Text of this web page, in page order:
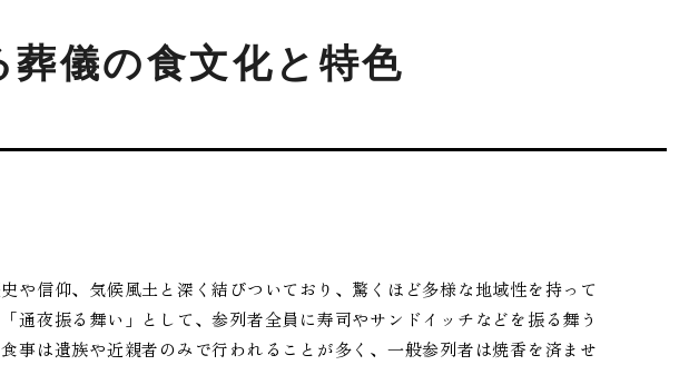
儀の食文化と特色
や信仰、気候風土と深く結びついており、驚くほど多様な地域性を持って
通夜振る舞い」として、参列者全員に寿司やサンドイッチなどを振る舞う
事は遺族や近親者のみで行われることが多く、一般参列者は焼香を済ませ